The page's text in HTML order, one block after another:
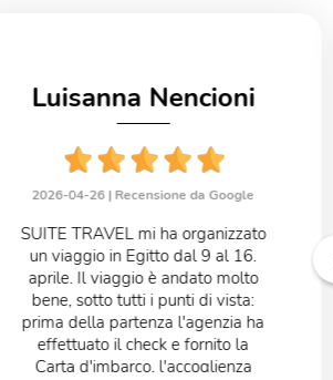
Luisanna Nencioni
2026-04-26 | Recensione da Google
SUITE TRAVEL mi ha organizzato
un viaggio in Egitto dal 9 al 16.
aprile. Il viaggio è andato molto
bene, sotto tutti i punti di vista:
prima della partenza l'agenzia ha
effettuato il check e fornito la
Carta d'imbarco, l'accoglienza